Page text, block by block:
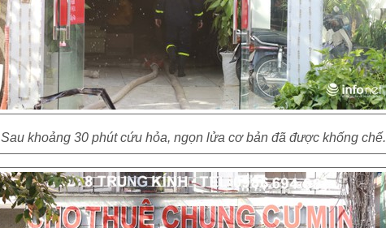
Sau khoảng 30 phút cứu hỏa, ngọn lửa cơ bản đã được khống chế.